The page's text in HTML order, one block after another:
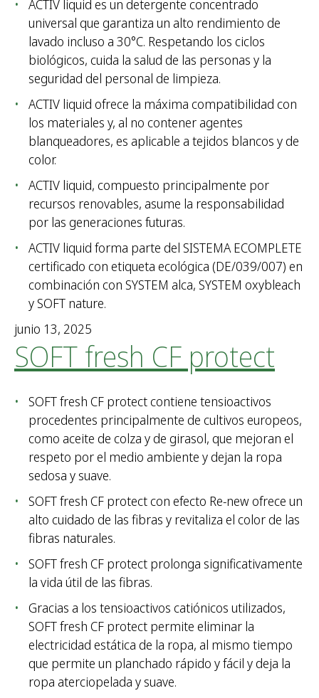
ACTIV liquid es un detergente concentrado
universal que garantiza un alto rendimiento de
lavado incluso a 30°C. Respetando los ciclos
biológicos, cuida la salud de las personas y la
seguridad del personal de limpieza.
ACTIV liquid ofrece la máxima compatibilidad con
los materiales y, al no contener agentes
blanqueadores, es aplicable a tejidos blancos y de
color.
ACTIV liquid, compuesto principalmente por
recursos renovables, asume la responsabilidad
por las generaciones futuras.
ACTIV liquid forma parte del SISTEMA ECOMPLETE
certificado con etiqueta ecológica (DE/039/007) en
combinación con SYSTEM alca, SYSTEM oxybleach
y SOFT nature.
junio 13, 2025
SOFT fresh CF protect
SOFT fresh CF protect contiene tensioactivos
procedentes principalmente de cultivos europeos,
como aceite de colza y de girasol, que mejoran el
respeto por el medio ambiente y dejan la ropa
sedosa y suave.
SOFT fresh CF protect con efecto Re-new ofrece un
alto cuidado de las fibras y revitaliza el color de las
fibras naturales.
SOFT fresh CF protect prolonga significativamente
la vida útil de las fibras.
Gracias a los tensioactivos catiónicos utilizados,
SOFT fresh CF protect permite eliminar la
electricidad estática de la ropa, al mismo tiempo
que permite un planchado rápido y fácil y deja la
ropa aterciopelada y suave.